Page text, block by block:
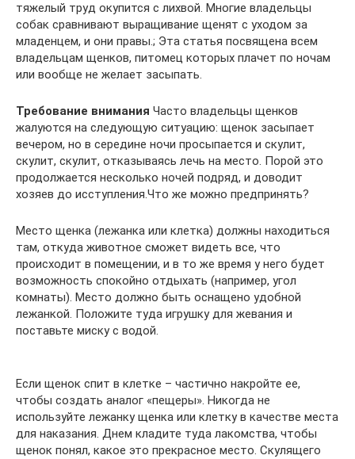
тяжелый труд окупится с лихвой. Многие владельцы
собак сравнивают выращивание щенят с уходом за
младенцем, и они правы.; Эта статья посвящена всем
владельцам щенков, питомец которых плачет по ночам
или вообще не желает засыпать.
Требование внимания Часто владельцы щенков
жалуются на следующую ситуацию: щенок засыпает
вечером, но в середине ночи просыпается и скулит,
скулит, скулит, отказываясь лечь на место. Порой это
продолжается несколько ночей подряд, и доводит
хозяев до исступления.Что же можно предпринять?
Место щенка (лежанка или клетка) должны находиться
там, откуда животное сможет видеть все, что
происходит в помещении, и в то же время у него будет
возможность спокойно отдыхать (например, угол
комнаты). Место должно быть оснащено удобной
лежанкой. Положите туда игрушку для жевания и
поставьте миску с водой.
Если щенок спит в клетке – частично накройте ее,
чтобы создать аналог «пещеры». Никогда не
используйте лежанку щенка или клетку в качестве места
для наказания. Днем кладите туда лакомства, чтобы
щенок понял, какое это прекрасное место. Скулящего